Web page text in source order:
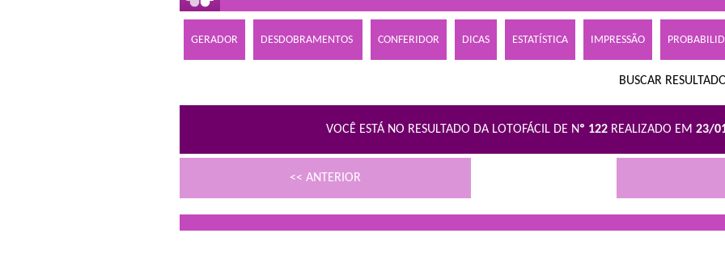
GERADOR DESDOBRAMENTOS CONFERIDOR DICAS ESTATÍSTICA IMPRESSÃO
BUSCAR
VOCÊ ESTÁ NO RESULTADO DA LOTOFÁCIL DE Nº 122 REALIZADO EM 23/
<< ANTERIOR